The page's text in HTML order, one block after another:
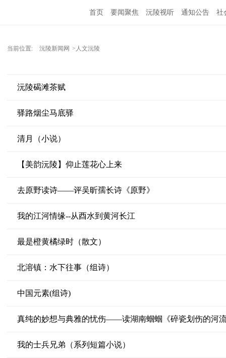
首页 要闻聚焦 沅陵视听 通知公告 社
当前位置: 沅陵新闻网 >人文沅陵
沅陵碣滩茶赋
驿路烟尘马底驿
清月（小说）
【美韵沅陵】仰止莲花心上来
去原野读诗——评吴昕孺长诗《原野》
我的江河情缘--从酉水到黄河长江
最是橙黄橘绿时（散文）
北溶镇：水下往事（组诗）
中国元素(组诗)
真纯的妙想与典雅的忧伤——读湖南蝈蝈《碎瓷划伤的河
我的士兵兄弟（系列短篇小说）